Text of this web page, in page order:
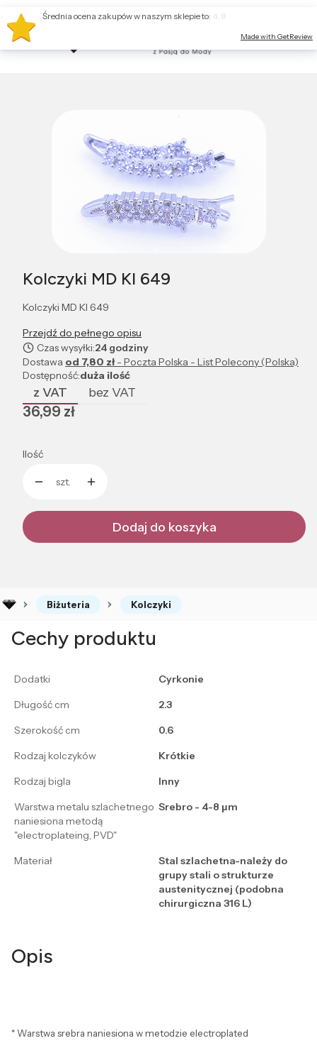
Kolczyki MD KI 649
Kolczyki MD KI 649
Przejdź do pełnego opisu
Czas wysyłki:24 godziny
Dostawa od 7,80 zł- Poczta Polska - List Polecony (Polska)
Dostępność:duża ilość
z VAT bez VAT
Cena
36,99 zł
Ilość
szt.
Dodaj do koszyka
Biżuteria Kolczyki
Cechy produktu
Dodatki
Cyrkonie
Długość cm
2.3
Szerokość cm
0.6
Rodzaj kolczyków
Krótkie
Rodzaj bigla
Inny
Warstwa metalu szlachetnego
naniesiona metodą
"electroplateing, PVD"
Srebro - 4-8 μm
Materiał
Stal szlachetna-należy do
grupy stali o strukturze
austenitycznej (podobna
chirurgiczna 316 L)
Opis
* Warstwa srebra naniesiona w metodzie electroplated
Średnia ocena zakupów w naszym sklepie to:
Made with GetReview